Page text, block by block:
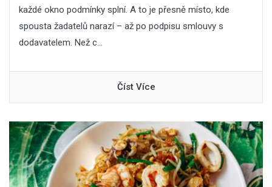
každé okno podmínky splní. A to je přesně místo, kde
spousta žadatelů narazí – až po podpisu smlouvy s
dodavatelem. Než c...
Číst Více